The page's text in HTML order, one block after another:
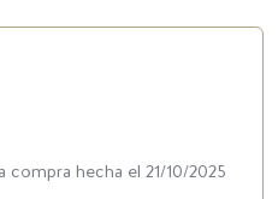
compra hecha el 21/10/2025